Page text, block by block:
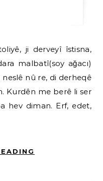
malbatî(soy ağacı)
nû re, di derheqê
Kurdên me berê li ser
hev diman. Erf, edet,